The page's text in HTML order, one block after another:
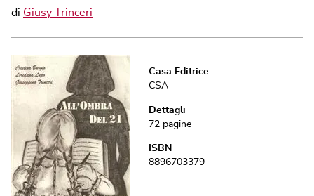
di Giusy Trinceri
Casa Editrice
CSA
Dettagli
72 pagine
ISBN
8896703379